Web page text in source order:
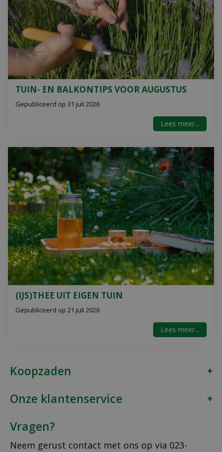
TUIN- EN BALKONTIPS VOOR AUGUSTUS
Gepubliceerd op 31 juli 2026
Lees meer...
(IJS)THEE UIT EIGEN TUIN
Gepubliceerd op 21 juli 2026
Lees meer...
Koopzaden
Onze klantenservice
Vragen?
Neem gerust contact met ons op via 023-